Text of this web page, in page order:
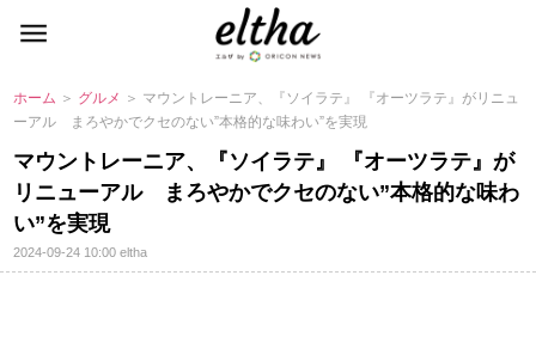
ホーム ＞ グルメ ＞ マウントレーニア、『ソイラテ』 『オーツラテ』がリニュ
ーアル まろやかでクセのない”本格的な味わい”を実現
マウントレーニア、『ソイラテ』 『オーツラテ』が
リニューアル まろやかでクセのない”本格的な味わ
い”を実現
2024-09-24 10:00eltha